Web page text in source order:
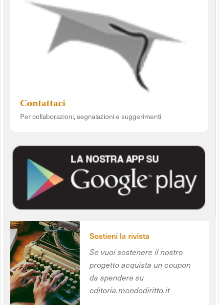
Contattaci
Per collaborazioni, segnalazioni e suggerimenti
Sostieni la rivista
Se vuoi sostenere il nostro
progetto acquista un coupon
da spendere su
editoria.mondodiritto.it